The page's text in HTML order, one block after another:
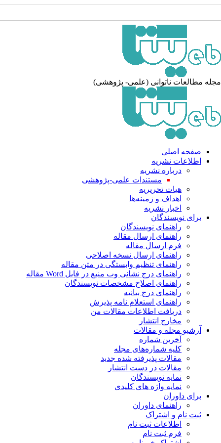
مطالعات ناتوانی (علمی- پژوهشی)
صفحه اصلی
اطلاعات نشریه
درباره نشریه
مستندات علمی-پژوهشی
هیات تحریریه
اهداف و زمینه‌ها
اخبار نشریه
برای نویسندگان
راهنمای نویسندگان
راهنمای ارسال مقاله
فرم ارسال مقاله
راهنمای ارسال نسخه اصلاحی
راهنمای تنظیم وابستگی در متن مقاله
راهنمای درج نشانی وب منبع در فایل Word مقاله
راهنمای اصلاح مشخصات نویسندگان
راهنمای درج بیانیه
راهنمای استعلام نامه پذیرش
دریافت اطلاعات مقالات من
مخارج انتشار
آرشیو مجله و مقالات
آخرین شماره
کلیه شماره‌های مجله
مقالات پذیرفته شده جدید
مقالات در دست انتشار
نمایه نویسندگان
نمایه واژه های کلیدی
برای داوران
راهنمای داوران
ثبت نام و اشتراک
اطلاعات ثبت نام
فرم ثبت نام